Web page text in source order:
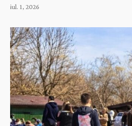
iul. 1, 2026